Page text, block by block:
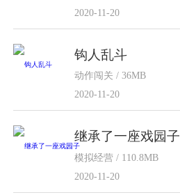
2020-11-20
钩人乱斗
动作闯关 / 36MB
2020-11-20
继承了一座戏园子
模拟经营 / 110.8MB
2020-11-20